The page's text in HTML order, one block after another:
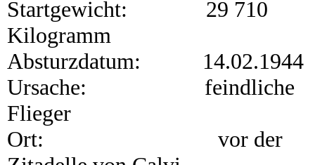
Startgewicht: 29 710
Kilogramm
Absturzdatum: 14.02.1944
Ursache: feindliche
Flieger
Ort: vor der